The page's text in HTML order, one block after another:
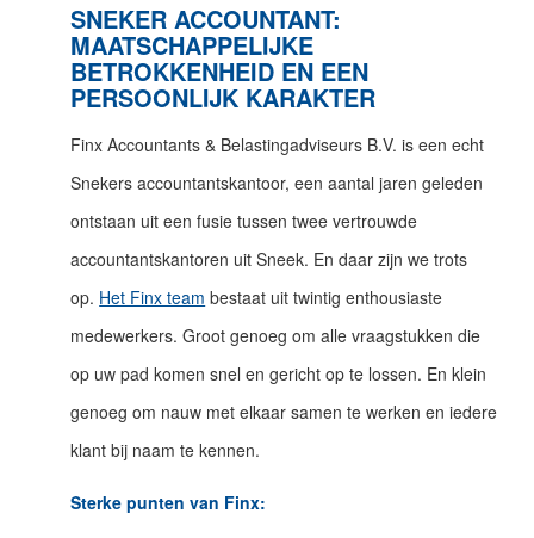
SNEKER ACCOUNTANT:
MAATSCHAPPELIJKE
BETROKKENHEID EN EEN
PERSOONLIJK KARAKTER
Finx Accountants & Belastingadviseurs B.V. is een echt
Snekers accountantskantoor, een aantal jaren geleden
ontstaan uit een fusie tussen twee vertrouwde
accountantskantoren uit Sneek. En daar zijn we trots
op. Het Finx team bestaat uit twintig enthousiaste
medewerkers. Groot genoeg om alle vraagstukken die
op uw pad komen snel en gericht op te lossen. En klein
genoeg om nauw met elkaar samen te werken en iedere
klant bij naam te kennen.
Sterke punten van Finx: